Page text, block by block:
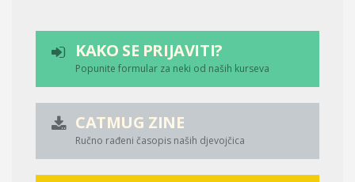
KAKO SE PRIJAVITI?
Popunite formular za neki od naših kurseva
CATMUG ZINE
Ručno rađeni časopis naših djevojčica